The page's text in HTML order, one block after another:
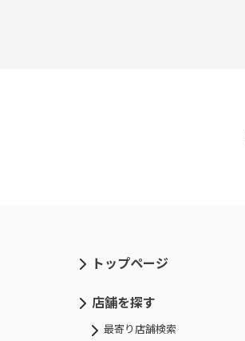
トップページ
店舗を探す
最寄り店舗検索